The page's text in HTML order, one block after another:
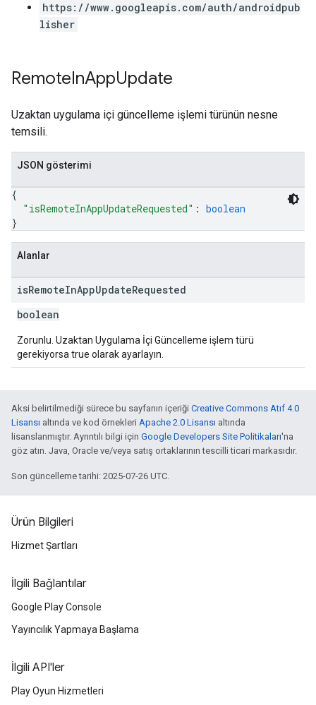
https://www.googleapis.com/auth/androidpub
lisher
RemoteInAppUpdate
Uzaktan uygulama içi güncelleme işlemi türünün nesne
temsili.
JSON gösterimi
{
"isRemoteInAppUpdateRequested" : boolean
}
Alanlar
isRemoteInAppUpdateRequested
boolean
Zorunlu. Uzaktan Uygulama İçi Güncelleme işlem türü
gerekiyorsa true olarak ayarlayın.
Aksi belirtilmediği sürece bu sayfanın içeriği Creative Commons Atıf 4.0
Lisansı altında ve kod örnekleri Apache 2.0 Lisansı altında
lisanslanmıştır. Ayrıntılı bilgi için Google Developers Site Politikaları'na
göz atın. Java, Oracle ve/veya satış ortaklarının tescilli ticari markasıdır.
Son güncelleme tarihi: 2025-07-26 UTC.
Ürün Bilgileri
Hizmet Şartları
İlgili Bağlantılar
Google Play Console
Yayıncılık Yapmaya Başlama
İlgili API'ler
Play Oyun Hizmetleri